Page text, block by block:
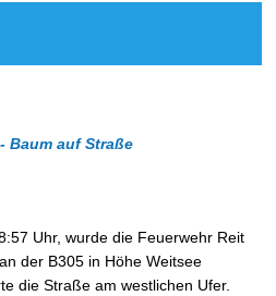
Baum auf Straße
Uhr, wurde die Feuerwehr Reit
der B305 in Höhe Weitsee
die Straße am westlichen Ufer.